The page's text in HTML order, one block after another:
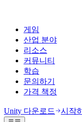
게임
산업 분야
리소스
커뮤니티
학습
문의하기
가격 책정
Unity 다운로드 시작